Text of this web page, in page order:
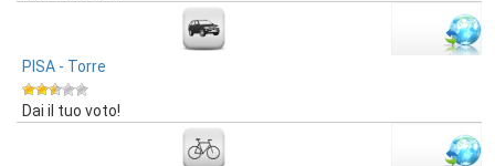
PISA - Torre
Dai il tuo voto!